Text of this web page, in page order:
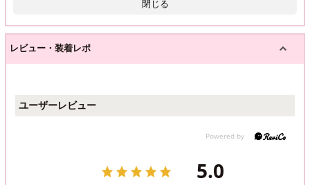
閉じる
レビュー・装着レポ
ユーザーレビュー
5.0